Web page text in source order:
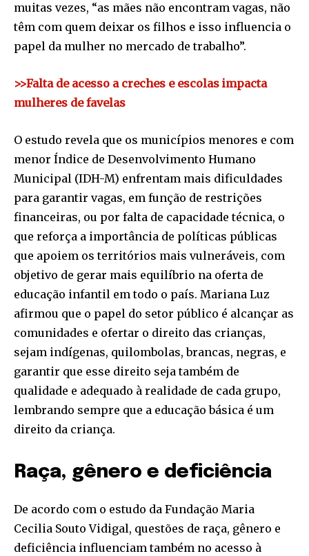
muitas vezes, “as mães não encontram vagas, não
têm com quem deixar os filhos e isso influencia o
papel da mulher no mercado de trabalho”.
>>Falta de acesso a creches e escolas impacta
mulheres de favelas
O estudo revela que os municípios menores e com
menor Índice de Desenvolvimento Humano
Municipal (IDH-M) enfrentam mais dificuldades
para garantir vagas, em função de restrições
financeiras, ou por falta de capacidade técnica, o
que reforça a importância de políticas públicas
que apoiem os territórios mais vulneráveis, com
objetivo de gerar mais equilíbrio na oferta de
educação infantil em todo o país. Mariana Luz
afirmou que o papel do setor público é alcançar as
comunidades e ofertar o direito das crianças,
sejam indígenas, quilombolas, brancas, negras, e
garantir que esse direito seja também de
qualidade e adequado à realidade de cada grupo,
lembrando sempre que a educação básica é um
direito da criança.
Raça, gênero e deficiência
De acordo com o estudo da Fundação Maria
Cecilia Souto Vidigal, questões de raça, gênero e
deficiência influenciam também no acesso à